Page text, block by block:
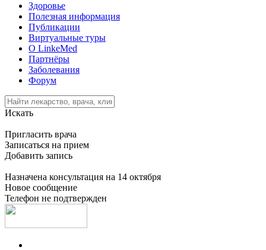
Здоровье
Полезная информация
Публикации
Виртуальные туры
О LinkeMed
Партнёры
Заболевания
Форум
Искать
Пригласить врача
Записаться на прием
Добавить запись
Назначена консультация на 14 октября
Новое сообщение
Телефон не подтвержден